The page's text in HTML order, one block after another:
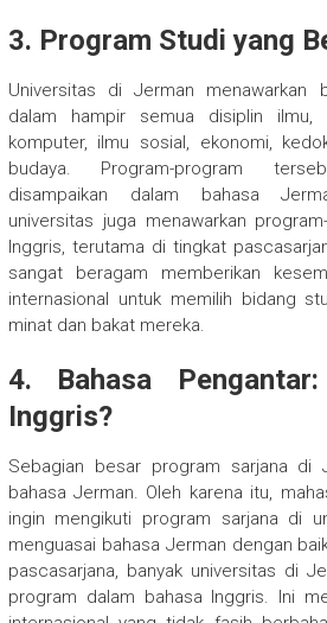
3. Program Studi yang
Universitas di Jerman menawarkan
dalam hampir semua disiplin ilmu,
komputer, ilmu sosial, ekonomi,
budaya. Program-program
disampaikan dalam bahasa
universitas juga menawarkan
Inggris, terutama di tingkat
sangat beragam memberikan
internasional untuk memilih bidang
minat dan bakat mereka.
4. Bahasa
Inggris?
Sebagian besar program sarjana di
bahasa Jerman. Oleh karena itu,
ingin mengikuti program sarjana di
menguasai bahasa Jerman dengan
pascasarjana, banyak universitas di
program dalam bahasa Inggris. Ini